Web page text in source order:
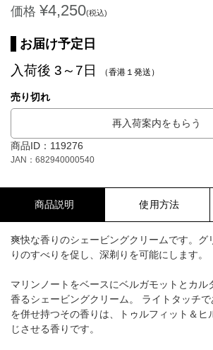
価格 ¥4,250(税込)
お届け予定日
入荷後 3～7日 （香港１発送）
売り切れ
再入荷案内をもらう
商品ID：119276
JAN：682940000540
商品説明 使用方法
爽快な香りのシェービングクリームです。グ
りのすべりを促し、深剃りを可能にします。
マリンノートをベースにベルガモットとカル
香るシェービングクリーム。 ライトタッチ
を併せ持つその香りは、トゥルフィット＆ヒ
じさせる香りです。